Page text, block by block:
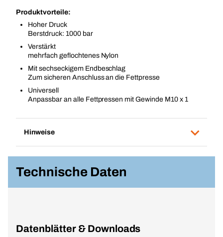
Produktvorteile:
Hoher Druck
Berstdruck: 1000 bar
Verstärkt
mehrfach geflochtenes Nylon
Mit sechseckigem Endbeschlag
Zum sicheren Anschluss an die Fettpresse
Universell
Anpassbar an alle Fettpressen mit Gewinde M10 x 1
Hinweise
Technische Daten
Datenblätter & Downloads